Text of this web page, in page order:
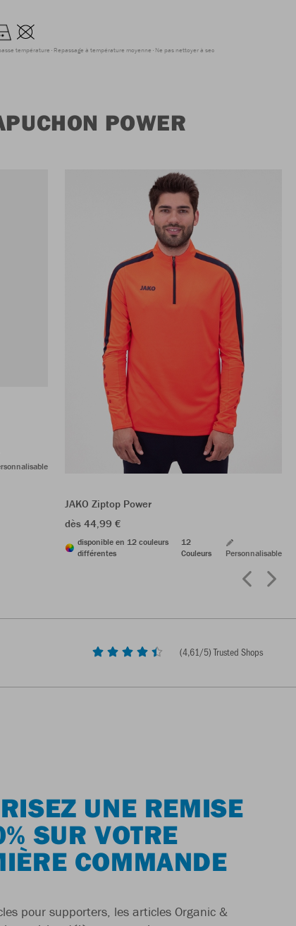
température Repassage à température moyenne Ne pas nettoyer à sec
POWER
JAKO Ziptop Power
dès 44,99 €
disponible en 12 couleurs
différentes
12
Couleurs
Personnalisable
(4,61/5) Trusted Shops
UNE REMISE
SUR VOTRE
COMMANDE
pour supporters, les articles Organic &